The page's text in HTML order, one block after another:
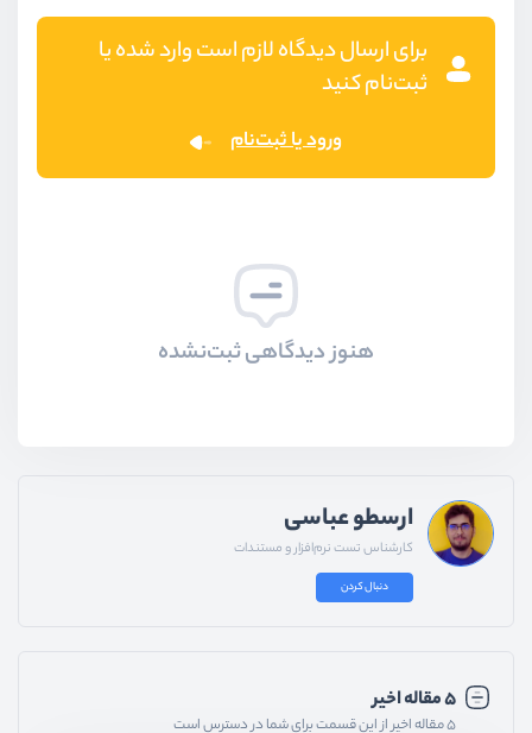
برای ارسال دیدگاه لازم است وارد شده یا
ثبت‌نام کنید
ورود یا ثبت‌نام
هنوز دیدگاهی ثبت‌نشده
ارسطو عباسی
کارشناس تست نرم‌افزار و مستندات
دنبال کردن
۵ مقاله اخیر
۵ مقاله اخیر از این قسمت برای شما در دسترس است